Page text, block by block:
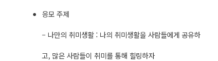
응모 주제
– 나만의 취미생활 : 나의 취미생활을 사람들에게 공유하
고, 많은 사람들이 취미를 통해 힐링하자